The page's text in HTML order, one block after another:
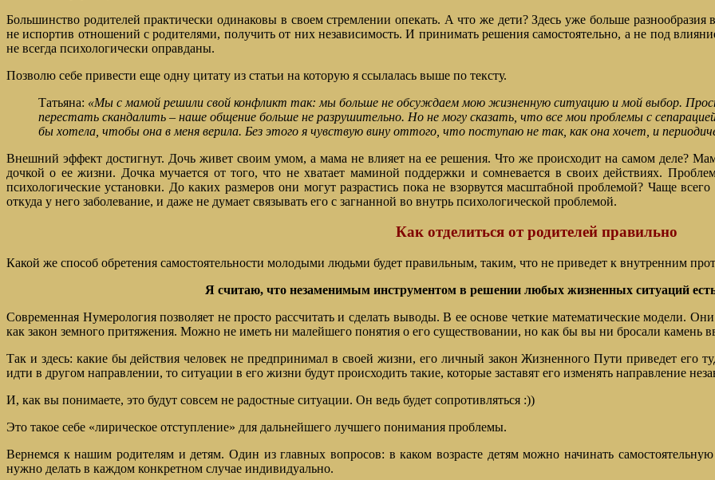
Большинство родителей практически одинаковы в своем стремлении опекать. А что же дети? Здесь уже больше
не испортив отношений с родителями, получить от них независимость. И принимать решения самостоятельно, а не под
не всегда психологически оправданы.
Позволю себе привести еще одну цитату из статьи на которую я ссылалась выше по тексту.
Татьяна: «Мы с мамой решили свой конфликт так: мы больше не обсуждаем мою жизненную ситуацию и мой выбор.
перестать скандалить – наше общение больше не разрушительно. Но не могу сказать, что все мои проблемы с
бы хотела, чтобы она в меня верила. Без этого я чувствую вину оттого, что поступаю не так, как она хочет, и
Внешний эффект достигнут. Дочь живет своим умом, а мама не влияет на ее решения. Что же происходит на самом деле?
дочкой о ее жизни. Дочка мучается от того, что не хватает маминой поддержки и сомневается в своих действиях.
психологические установки. До каких размеров они могут разрастись пока не взорвутся масштабной проблемой? Чаще
откуда у него заболевание, и даже не думает связывать его с загнанной во внутрь психологической проблемой.
Как отделиться от родителей правильно
Какой же способ обретения самостоятельности молодыми людьми будет правильным, таким, что не приведет к внутренним
Я считаю, что незаменимым инструментом в решении любых жизненных ситуаций
Современная Нумерология позволяет не просто рассчитать и сделать выводы. В ее основе четкие математические модели.
как закон земного притяжения. Можно не иметь ни малейшего понятия о его существовании, но как бы вы ни бросали камень
Так и здесь: какие бы действия человек не предпринимал в своей жизни, его личный закон Жизненного Пути приведет его
идти в другом направлении, то ситуации в его жизни будут происходить такие, которые заставят его изменять направление
И, как вы понимаете, это будут совсем не радостные ситуации. Он ведь будет сопротивляться :))
Это такое себе «лирическое отступление» для дальнейшего лучшего понимания проблемы.
Вернемся к нашим родителям и детям. Один из главных вопросов: в каком возрасте детям можно начинать
нужно делать в каждом конкретном случае индивидуально.